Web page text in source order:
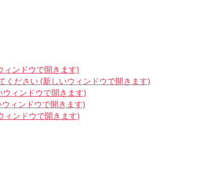
ンドウで開きます)
ください (新しいウィンドウで開きます)
ィンドウで開きます)
ィンドウで開きます)
ィンドウで開きます)